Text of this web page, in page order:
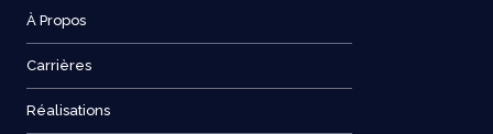
À Propos
Carrières
Réalisations